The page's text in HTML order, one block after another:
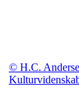
© H.C.